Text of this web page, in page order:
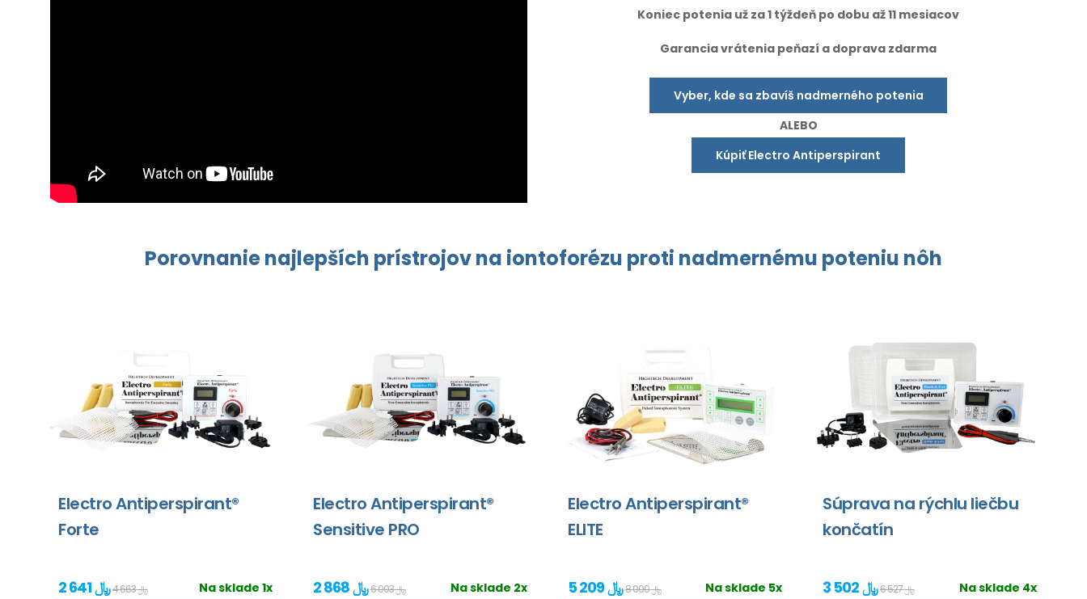
Koniec potenia už za 1 týždeň po dobu až 11 mesiacov
Garancia vrátenia peňazí a doprava zdarma
Vyber, kde sa zbavíš nadmerného potenia
ALEBO
Kúpiť Electro Antiperspirant
Porovnanie najlepších prístrojovna iontoforézu proti nadmernému poteniu nôh
Electro Antiperspirant®
Forte
Na sklade 1x 2 641 ﷼ 4 663 ﷼
Electro Antiperspirant®
Sensitive PRO
Na sklade 2x 2 868 ﷼ 6 003 ﷼
Electro Antiperspirant®
ELITE
Na sklade 5x 5 209 ﷼ 8 000 ﷼
Súprava na rýchlu liečbu
končatín
Na sklade 4x 3 502 ﷼ 6 527 ﷼